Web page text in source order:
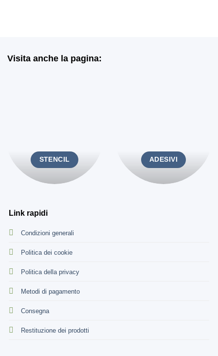
Visita anche la pagina:
STENCIL ADESIVI
Link rapidi
Condizioni generali
Politica dei cookie
Politica della privacy
Metodi di pagamento
Consegna
Restituzione dei prodotti